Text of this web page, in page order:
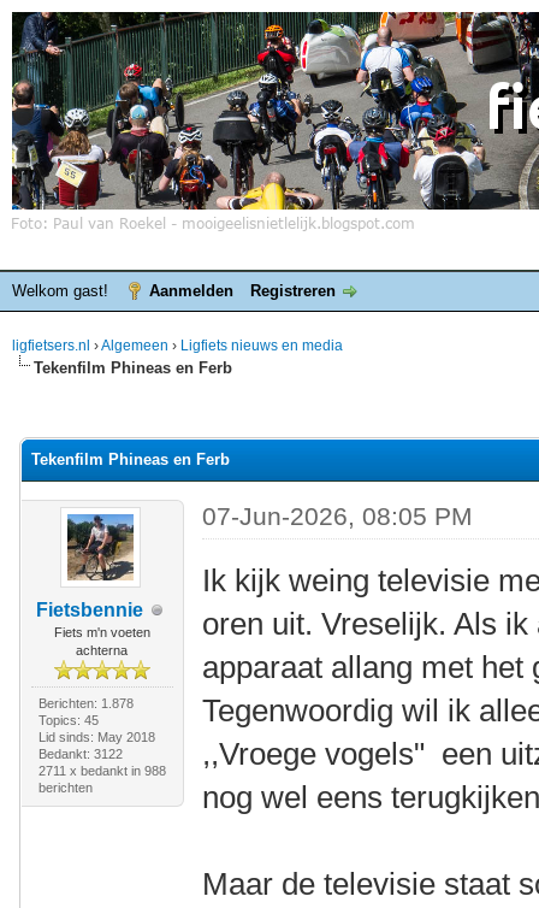
Welkom gast! Aanmelden Registreren
ligfietsers.nl ›Algemeen › Ligfiets nieuws en media
Tekenfilm Phineas en Ferb
Tekenfilm Phineas en Ferb
Fietsbennie
Fiets m'n voeten
achterna
Berichten: 1.878
Topics: 45
Lid sinds: May 2018
Bedankt: 3122
2711 x bedankt in 988
berichten
07-Jun-2026, 08:05 PM
Ik kijk weing televisie
oren uit. Vreselijk. Als
apparaat allang met het
Tegenwoordig wil ik
,,Vroege vogels" een
nog wel eens
Maar de televisie staat